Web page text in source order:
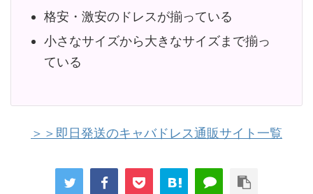
格安・激安のドレスが揃っている
小さなサイズから大きなサイズまで揃っ
ている
＞＞即日発送のキャバドレス通販サイト一覧